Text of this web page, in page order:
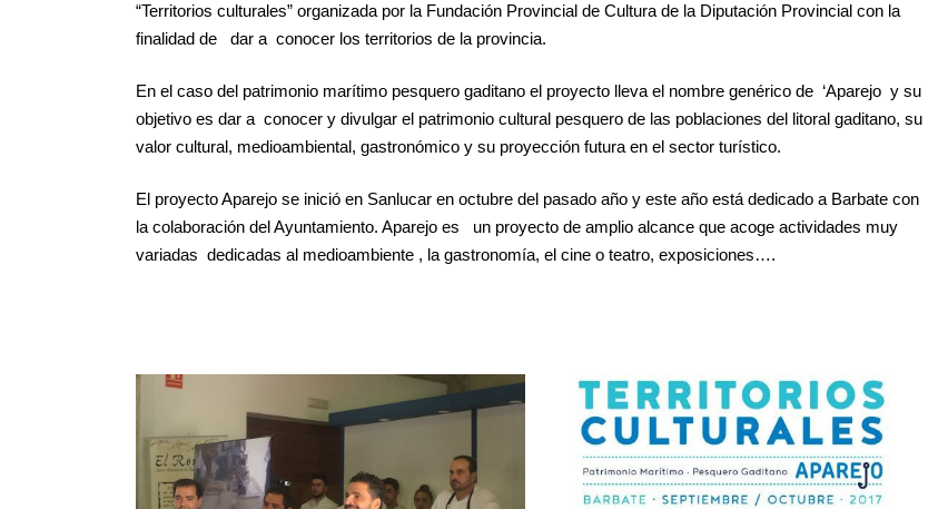
“Territorios culturales” organizada por la Fundación Provincial de Cultura de la Diputación Provincial con la
finalidad de dar a conocer los territorios de la provincia.
En el caso del patrimonio marítimo pesquero gaditano el proyecto lleva el nombre genérico de ‘Aparejo y su
objetivo es dar a conocer y divulgar el patrimonio cultural pesquero de las poblaciones del litoral gaditano, su
valor cultural, medioambiental, gastronómico y su proyección futura en el sector turístico.
El proyecto Aparejo se inició en Sanlucar en octubre del pasado año y este año está dedicado a Barbate con
la colaboración del Ayuntamiento. Aparejo es un proyecto de amplio alcance que acoge actividades muy
variadas dedicadas al medioambiente , la gastronomía, el cine o teatro, exposiciones….